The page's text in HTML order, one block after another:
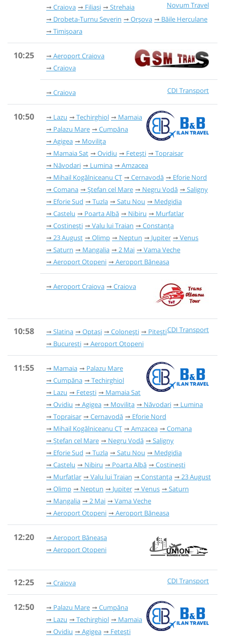
Novum Travel
Craiova Filiași
Strehaia
Drobeta-Turnu Severin
Orșova
Băile Herculane
Timișoara
10:25
Aeroport Craiova
Craiova
CDI Transport
Craiova
10:50 Lazu Techirghiol
Mamaia
Palazu Mare
Cumpăna
Agigea
Movilița
Mamaia Sat
Ovidiu Fetești
Topraisar
Năvodari
Lumina
Amzacea
Mihail Kogălniceanu CT
Cernavodă
Eforie Nord
Comana
Ștefan cel Mare Negru Vodă
Saligny
Eforie Sud
Tuzla Satu Nou
Medgidia
Castelu
Poarta Albă Nibiru
Murfatlar
Costinești
Valu lui Traian
Constanța
23 August
Olimp Neptun Jupiter
Venus
Saturn
Mangalia 2 Mai
Vama Veche
Aeroport Otopeni
Aeroport Băneasa
Aeroport Craiova Craiova
10:58 CDI Transport
Slatina Optași Colonești
Pitești
București
Aeroport Otopeni
11:55 Mamaia
Palazu Mare
Cumpăna
Techirghiol
Lazu
Fetești
Mamaia Sat
Ovidiu
Agigea Movilița Năvodari
Lumina
Topraisar
Cernavodă
Eforie Nord
Mihail Kogălniceanu CT
Amzacea
Comana
Ștefan cel Mare
Negru Vodă
Saligny
Eforie Sud
Tuzla Satu Nou
Medgidia
Castelu
Nibiru Poarta Albă
Costinești
Murfatlar
Valu lui Traian Constanța
23 August
Olimp
Neptun Jupiter Venus
Saturn
Mangalia
2 Mai
Vama Veche
Aeroport Otopeni
Aeroport Băneasa
12:20
Aeroport Băneasa
Aeroport Otopeni
12:25 CDI Transport
Craiova
12:50 Palazu Mare
Cumpăna
Lazu
Techirghiol
Mamaia
Ovidiu
Agigea Fetești